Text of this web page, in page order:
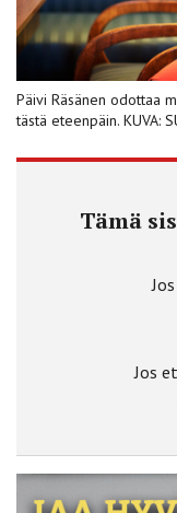
Päivi Räsänen odottaa
tästä eteenpäin. KUVA:
Tämä
Jos